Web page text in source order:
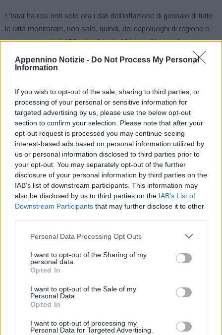
Appennino Notizie - Do Not Process My Personal
Information
If you wish to opt-out of the sale, sharing to third parties, or
processing of your personal or sensitive information for
targeted advertising by us, please use the below opt-out
section to confirm your selection. Please note that after your
opt-out request is processed you may continue seeing
interest-based ads based on personal information utilized by
us or personal information disclosed to third parties prior to
your opt-out. You may separately opt-out of the further
disclosure of your personal information by third parties on the
IAB’s list of downstream participants. This information may
also be disclosed by us to third parties on the IAB’s List of
Downstream Participants that may further disclose it to other
Personal Data Processing Opt Outs
I want to opt-out of the Sharing of my
personal data.
Opted In
I want to opt-out of the Sale of my
Personal Data.
Opted In
I want to opt-out of processing my
Personal Data for Targeted Advertising.
L’Istat ha resi noti solo ora i dati dell’inflazione di gennaio di tutte
le città monitorate, non solo, quindi, dei capoluoghi di regione e
comuni con più di 150 mila abitanti. L’Unione Nazionale
Consumatori ha stilato, quindi, la classifica delle città più care
dell’Emilia Romagna, in termini di aumento del costo della vita.
In testa alla graduatoria,Rimini,dove l’inflazione pari all’1%, si
traduce nella maggior spesa aggiuntiva annua, equivalente a 272
euro per una famiglia media e che la colloca al 22° posto della
graduatoria nazionale delle città più care. Medaglia d’argento per
Bologna, dove l’inflazione dello 0,8% determina un incremento di
spesa annuo pari a 223 a famiglia (34° posto in Italia).
Sul gradino più basso del podio Ferrarache con +0,6% ha una
spesa supplementare pari a 163 euro annui per una famiglia tipo,
sotto la media nazionale pari a 188 euro (46° in Italia).
Al quarto posto, ex aequo, Parma Forlì Cesena
(+0,4% e
Sotto la media dell’Emilia Romagna (+0,3%, pari a 79 euro) si
con -0,2% ed un risparmio a famiglia pari a 54 euro. La città più
virtuosa è Reggio Emilia con -0,4%, pari ad una minor spesa di
109 euro, un dato che la colloca al 2° posto delle migliori città